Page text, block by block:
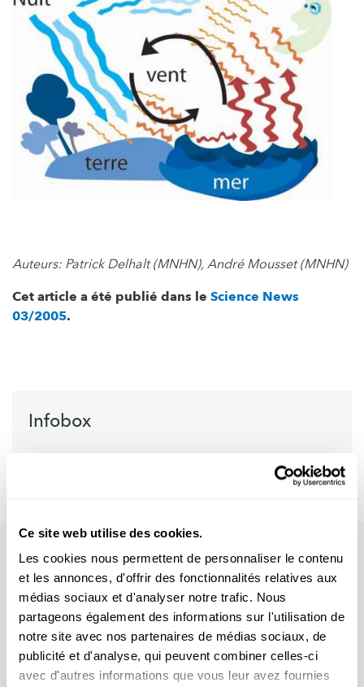
Ce site web utilise des cookies.
Les cookies nous permettent de personnaliser le contenu
et les annonces, d'offrir des fonctionnalités relatives aux
médias sociaux et d'analyser notre trafic. Nous
partageons également des informations sur l'utilisation de
notre site avec nos partenaires de médias sociaux, de
publicité et d'analyse, qui peuvent combiner celles-ci
avec d'autres informations que vous leur avez fournies
Auteurs: Patrick Delhalt (MNHN), André Mousset (MNHN)
Cet article a été publié dans le Science News
03/2005.
Infobox